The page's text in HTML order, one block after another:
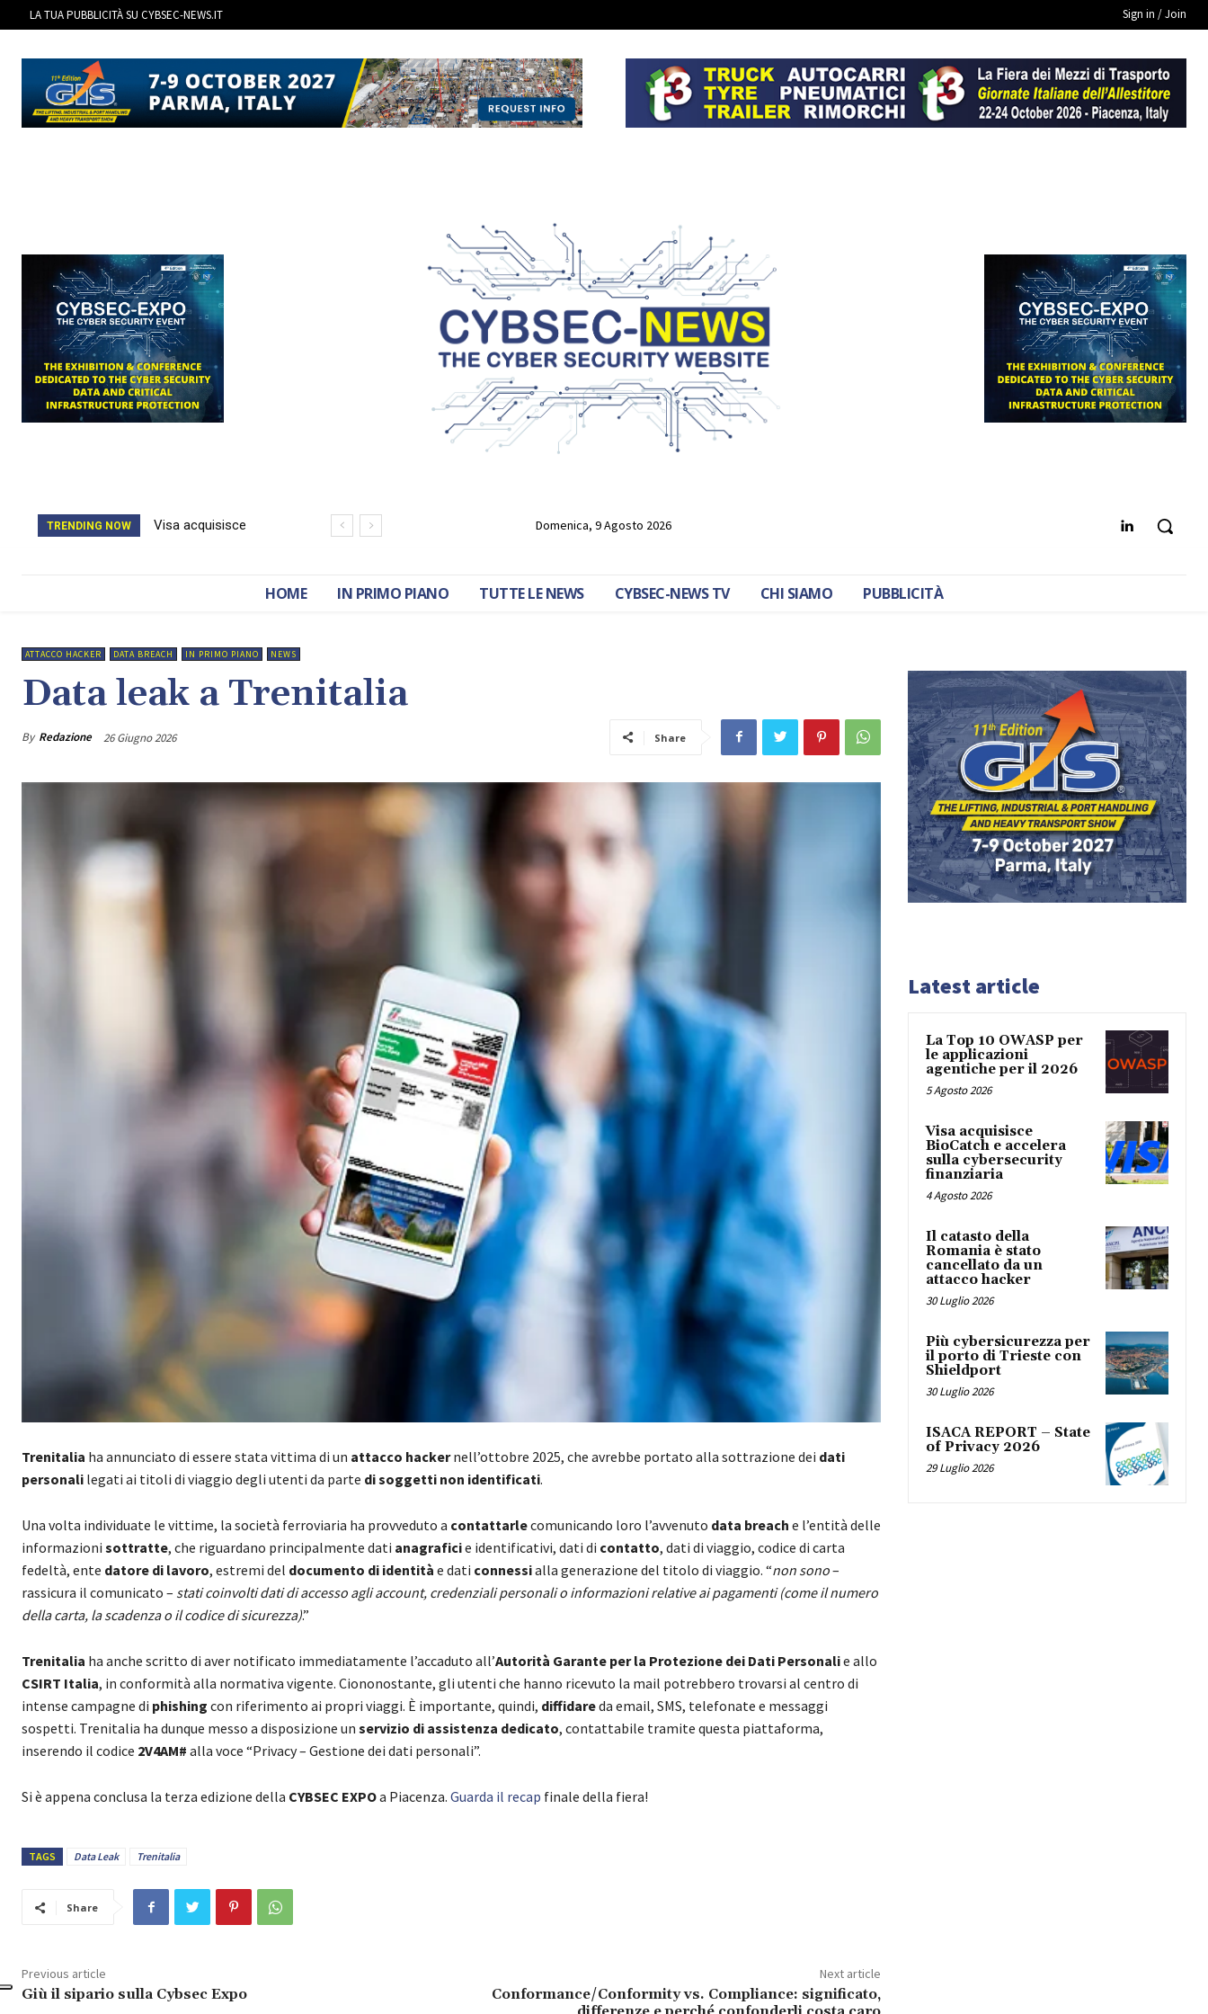
LA TUA PUBBLICITÀ SU CYBSEC-NEWS.IT Sign in / Join
TRENDING NOW
Visa acquisisce
Il catasto della
Domenica, 9 Agosto 2026
HOME IN PRIMO PIANO TUTTE LE NEWS CYBSEC-NEWS TV CHI SIAMO PUBBLICITÀ
ATTACCO HACKER DATA BREACH IN PRIMO PIANO NEWS
Data leak a Trenitalia
By Redazione 26 Giugno 2026 Share
Trenitalia ha annunciato di essere stata vittima di un attacco hackernell’ottobre 2025, che avrebbe portato alla sottrazione dei dati
personali legati ai titoli di viaggio degli utenti da parte di soggetti non identificati.
Una volta individuate le vittime, la società ferroviaria ha provveduto a contattarlecomunicando loro l’avvenuto data breach e l’entità delle
informazioni sottratte, che riguardano principalmente dati anagraficie identificativi, dati di contatto, dati di viaggio, codice di carta
fedeltà, ente datore di lavoro, estremi del documento di identità e dati connessialla generazione del titolo di viaggio. “non sono–
rassicura il comunicato – stati coinvolti dati di accesso agli account, credenziali personali o informazioni relative ai pagamenti (come il numero
della carta, la scadenza o il codice di sicurezza).”
Trenitalia ha anche scritto di aver notificato immediatamente l’accaduto all’Autorità Garante per la Protezione dei Dati Personalie allo
CSIRT Italia, in conformità alla normativa vigente. Ciononostante, gli utenti che hanno ricevuto la mail potrebbero trovarsi al centro di
intense campagne di phishing con riferimento ai propri viaggi. È importante, quindi, diffidareda email, SMS, telefonate e messaggi
sospetti. Trenitalia ha dunque messo a disposizione un servizio di assistenza dedicato, contattabile tramite questa piattaforma,
inserendo il codice 2V4AM# alla voce “Privacy – Gestione dei dati personali”.
Si è appena conclusa la terza edizione della CYBSEC EXPOa Piacenza. Guarda il recap finale della fiera!
TAGS Data Leak Trenitalia
Share
Previous article
Giù il sipario sulla Cybsec Expo
Next article
Conformance/Conformity vs. Compliance: significato,
Latest article
La Top 10 OWASP per
le applicazioni
agentiche per il 2026
5 Agosto 2026
Visa acquisisce
BioCatch e accelera
sulla cybersecurity
finanziaria
4 Agosto 2026
Il catasto della
Romania è stato
cancellato da un
attacco hacker
30 Luglio 2026
Più cybersicurezza per
il porto di Trieste con
Shieldport
30 Luglio 2026
ISACA REPORT – State
of Privacy 2026
29 Luglio 2026